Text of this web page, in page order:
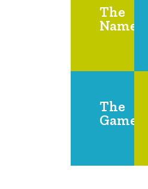
The
Name
The
Game